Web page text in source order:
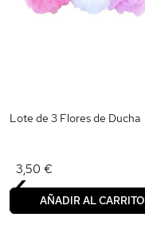
Lote de 3 Flores de Ducha
3,50 €
AÑADIR AL CARRITO
‹